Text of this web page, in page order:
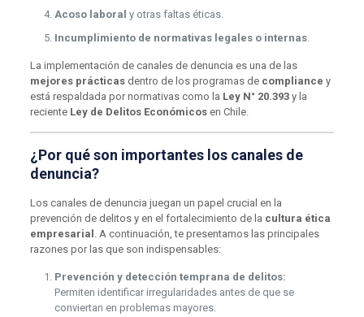
Acoso laboral y otras faltas éticas.
Incumplimiento de normativas legales o internas.
La implementación de canales de denuncia es una de las
mejores prácticasdentro de los programas de compliance y
está respaldada por normativas como la Ley N° 20.393y la
reciente Ley de Delitos Económicosen Chile.
¿Por qué son importantes los canales de
denuncia?
Los canales de denuncia juegan un papel crucial en la
prevención de delitos y en el fortalecimiento de la cultura ética
empresarial . A continuación, te presentamos las principales
razones por las que son indispensables:
Prevención y detección temprana de delitos:
Permiten identificar irregularidades antes de que se
conviertan en problemas mayores.